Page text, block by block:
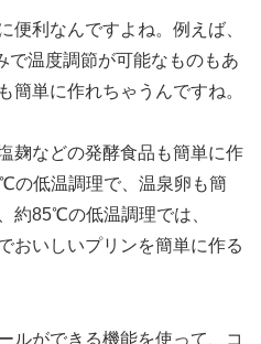
便利なんですよね。例えば、
温度調節が可能なものもあ
簡単に作れちゃうんですね。
麹などの発酵食品も簡単に作
の低温調理で、温泉卵も簡
約85℃の低温調理では、
おいしいプリンを簡単に作る
ルができる機能を使って、コ